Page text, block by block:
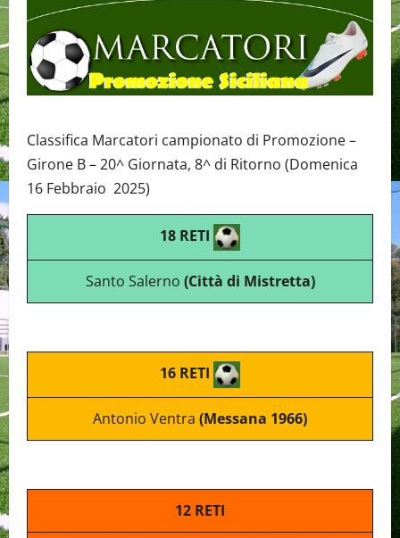
Classifica Marcatori campionato di Promozione –
Girone B – 20^ Giornata, 8^ di Ritorno (Domenica
16 Febbraio 2025)
18 RETI
Santo Salerno (Città di Mistretta)
16 RETI
Antonio Ventra (Messana 1966)
12 RETI